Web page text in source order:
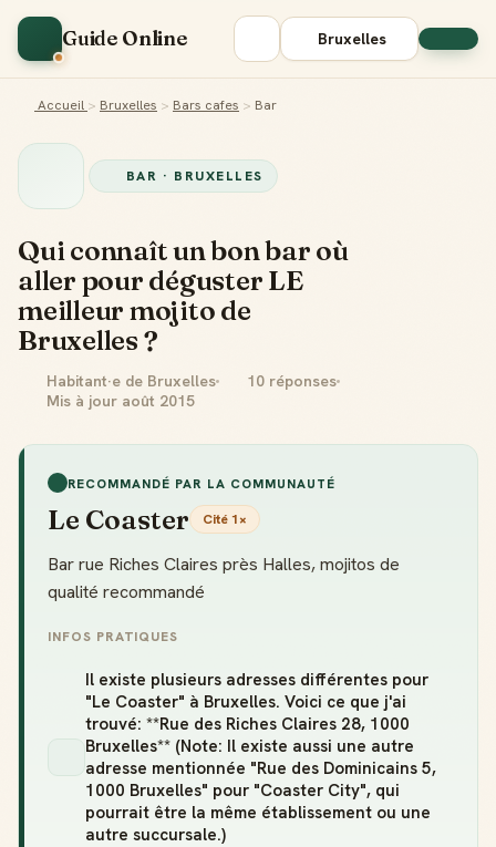
Guide Online Bruxelles
Accueil > Bruxelles > Bars cafes > Bar
BAR · BRUXELLES
Qui connaît un bon bar où
aller pour déguster LE
meilleur mojito de
Bruxelles ?
Habitant·e de Bruxelles
10 réponses
Mis à jour août 2015
RECOMMANDÉ PAR LA COMMUNAUTÉ
Le Coaster Cité 1×
Bar rue Riches Claires près Halles, mojitos de
qualité recommandé
INFOS PRATIQUES
Il existe plusieurs adresses différentes pour
"Le Coaster" à Bruxelles. Voici ce que j'ai
trouvé: **Rue des Riches Claires 28, 1000
Bruxelles** (Note: Il existe aussi une autre
adresse mentionnée "Rue des Dominicains 5,
1000 Bruxelles" pour "Coaster City", qui
pourrait être la même établissement ou une
autre succursale.)